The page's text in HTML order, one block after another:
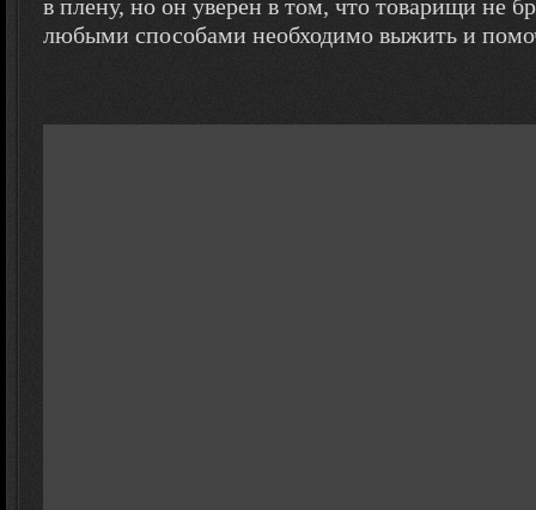
в плену, но он уверен в том, что товарищи не
любыми способами необходимо выжить и